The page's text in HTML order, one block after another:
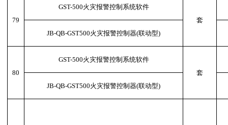
79
GST-500火灾报警控制系统软件
套
JB-QB-GST500火灾报警控制器(联动型)
80
GST-500火灾报警控制系统软件
套
JB-QB-GST500火灾报警控制器(联动型)